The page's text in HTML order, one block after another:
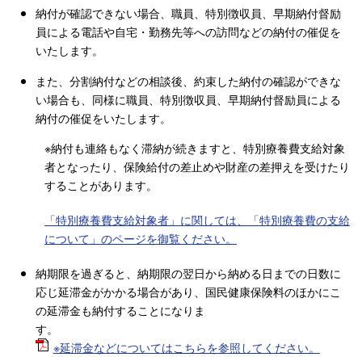
納付が確認できない場合、職員、特別徴収員、早期納付督励
員による電話や自宅・勤務先等への訪問などの納付の催促を
いたします。
また、分割納付などの相談後、約束した納付の確認ができな
い場合も、同様に職員、特別徴収員、早期納付督励員による
納付の催促をいたします。
※納付も連絡もなく滞納が続きますと、特別療養費支給対象
者となったり、保険給付の差止めや財産の差押えを受けたり
することがあります。
「特別療養費支給対象者」に関しては、「特別療養費の支給
について」のページを御覧ください。
納期限を過ぎると、納期限の翌日から納める日までの日数に
応じ延滞金がかかる場合があり、国民健康保険料のほかにこ
の延滞金も納付することになりま
す。
※延滞金などについてはこちらを参照してください。